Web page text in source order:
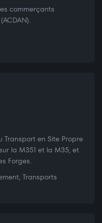
commerçants
en Site Propre
la M351 et la M35, et
Forges.
Transports